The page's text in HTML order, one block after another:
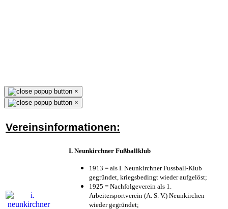
×
×
Vereinsinformationen:
I. Neunkirchner Fußballklub
1913 = als I. Neunkirchner Fussball-Klub
gegründet, kriegsbedingt wieder aufgelöst;
1925 = Nachfolgeverein als 1.
Arbeitersportverein (A. S. V.) Neunkirchen
wieder gegründet;